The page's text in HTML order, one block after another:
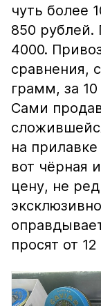
чуть более
850 рублей.
4000.
сравнения,
грамм, за
Сами
на
вот чёрная
цену, не
просят от